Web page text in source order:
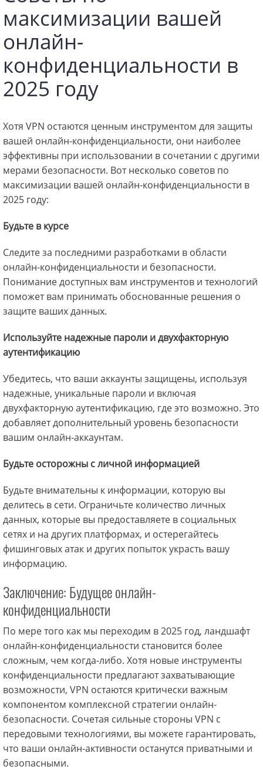
максимизации вашей
онлайн-
конфиденциальности в
2025 году
Хотя VPN остаются ценным инструментом для защиты
вашей онлайн-конфиденциальности, они наиболее
эффективны при использовании в сочетании с другими
мерами безопасности. Вот несколько советов по
максимизации вашей онлайн-конфиденциальности в
2025 году:
Будьте в курсе
Следите за последними разработками в области
онлайн-конфиденциальности и безопасности.
Понимание доступных вам инструментов и технологий
поможет вам принимать обоснованные решения о
защите ваших данных.
Используйте надежные пароли и двухфакторную
аутентификацию
Убедитесь, что ваши аккаунты защищены, используя
надежные, уникальные пароли и включая
двухфакторную аутентификацию, где это возможно. Это
добавляет дополнительный уровень безопасности
вашим онлайн-аккаунтам.
Будьте осторожны с личной информацией
Будьте внимательны к информации, которую вы
делитесь в сети. Ограничьте количество личных
данных, которые вы предоставляете в социальных
сетях и на других платформах, и остерегайтесь
фишинговых атак и других попыток украсть вашу
информацию.
Заключение: Будущее онлайн-
конфиденциальности
По мере того как мы переходим в 2025 год, ландшафт
онлайн-конфиденциальности становится более
сложным, чем когда-либо. Хотя новые инструменты
конфиденциальности предлагают захватывающие
возможности, VPN остаются критически важным
компонентом комплексной стратегии онлайн-
безопасности. Сочетая сильные стороны VPN с
передовыми технологиями, вы можете гарантировать,
что ваши онлайн-активности останутся приватными и
безопасными.